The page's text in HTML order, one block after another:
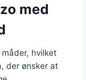
med
hvilket
der ønsker at